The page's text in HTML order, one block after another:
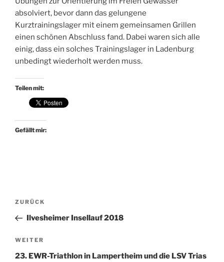
absolviert, bevor dann das gelungene
Kurztrainingslager mit einem gemeinsamen Grillen
einen schönen Abschluss fand. Dabei waren sich alle
einig, dass ein solches Trainingslager in Ladenburg
unbedingt wiederholt werden muss.
Teilen mit:
Gefällt mir:
Beitragsnavigation
Vorheriger
Beitrag
ZURÜCK
Ilvesheimer Insellauf 2018
Nächster
Beitrag
WEITER
23. EWR-Triathlon in Lampertheim und die LSV Trias